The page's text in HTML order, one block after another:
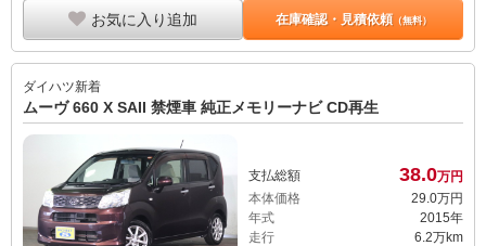
お気に入り追加 在庫確認・見積依頼（無料）
ダイハツ新着
ムーヴ 660 X SAII 禁煙車 純正メモリーナビ CD再生
支払総額 38.0万円
本体価格
29. 0万円
年式
2015年
走行
6.2万km